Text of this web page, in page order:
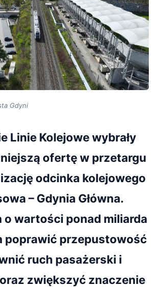
Gdyni
Linie Kolejowe wybrały
ofertę w przetargu
odcinka kolejowego
– Gdynia Główna.
o wartości ponad miliarda
poprawić przepustowość
ruch pasażerski i
zwiększyć znaczenie